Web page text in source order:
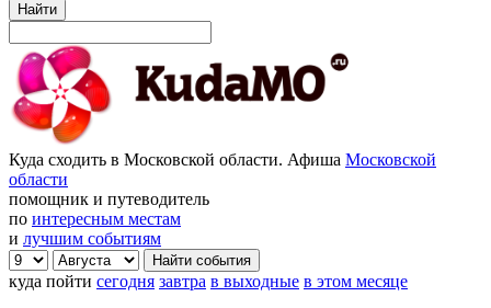
Найти
Куда сходить в Московской области. Афиша Московской
области
помощник и путеводитель
по интересным местам
и лучшим событиям
куда пойти сегодня завтра в выходные в этом месяце